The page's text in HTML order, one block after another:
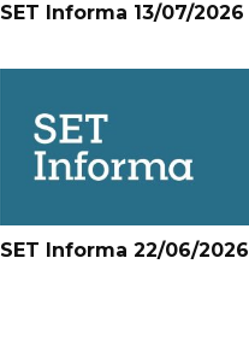
SET Informa 13/07/2026
SET Informa 22/06/2026